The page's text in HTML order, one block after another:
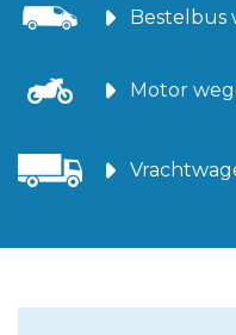
Bestelbus
Motor